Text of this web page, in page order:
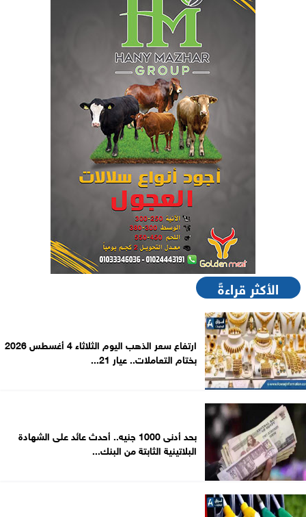
الأكثر قراءةً
ارتفاع سعر الذهب اليوم الثلاثاء 4 أغسطس 2026
بختام التعاملات.. عيار 21...
بحد أدنى 1000 جنيه.. أحدث عائد على الشهادة
البلاتينية الثابتة من البنك...